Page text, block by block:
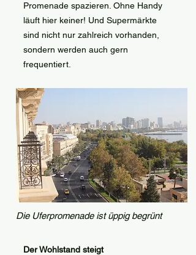
Promenade spazieren. Ohne Handy
läuft hier keiner! Und Supermärkte
sind nicht nur zahlreich vorhanden,
sondern werden auch gern
frequentiert.
Die Uferpromenade ist üppig begrünt
Der Wohlstand steigt